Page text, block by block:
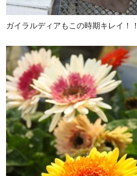
ガイラルディアもこの時期キレイ！！